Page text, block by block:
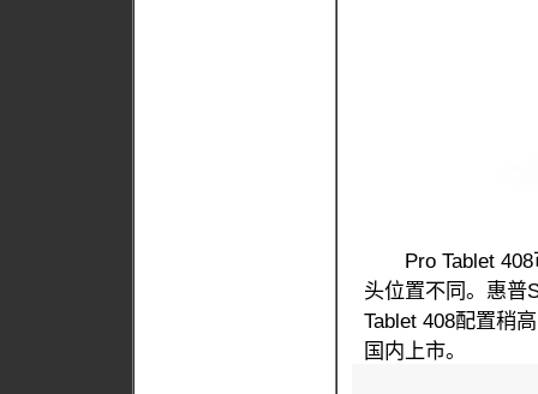
Pro Tablet 408
头位置不同。惠普
Tablet 408配置稍
国内上市。